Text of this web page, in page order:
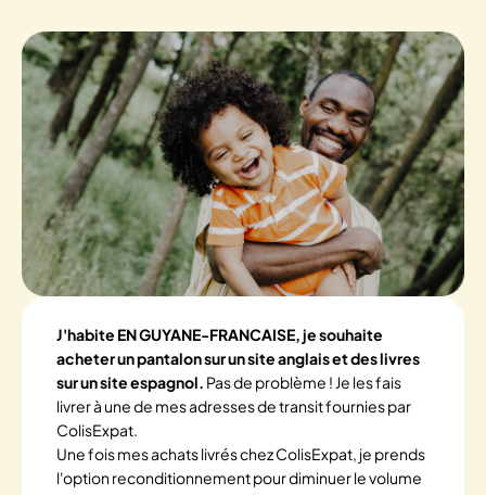
J'habite EN GUYANE-FRANCAISE, je souhaite
acheter un pantalon sur un site anglais et des livres
sur un site espagnol. Pas de problème ! Je les fais
livrer à une de mes adresses de transit fournies par
ColisExpat.
Une fois mes achats livrés chez ColisExpat, je prends
l'option reconditionnement pour diminuer le volume